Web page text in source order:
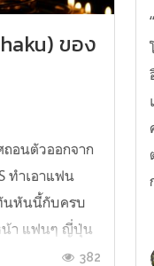
ของ
อนตัวออกจาก
ทำเอาแฟน
นหันนี้กับครบ
น้า แฟนๆ ญี่ปุ่น
ลงนี้ พอเราได้
382